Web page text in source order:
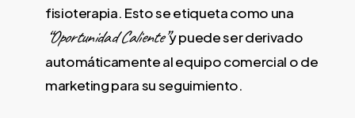
fisioterapia. Esto se etiqueta como una
“Oportunidad Caliente”y puede ser derivado
automáticamente al equipo comercial o de
marketing para su seguimiento.